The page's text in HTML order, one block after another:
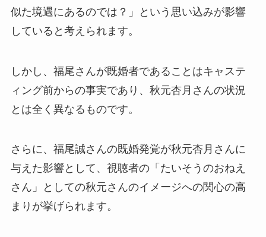
似た境遇にあるのでは？」という思い込みが影響
していると考えられます。
しかし、福尾さんが既婚者であることはキャステ
ィング前からの事実であり、秋元杏月さんの状況
とは全く異なるものです。
さらに、福尾誠さんの既婚発覚が秋元杏月さんに
与えた影響として、視聴者の「たいそうのおねえ
さん」としての秋元さんのイメージへの関心の高
まりが挙げられます。